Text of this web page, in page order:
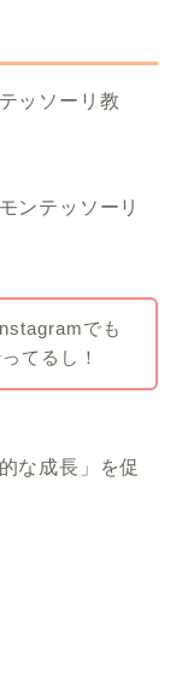
ッソーリ教
ンテッソーリ
でも
てるし！
な成長」を促